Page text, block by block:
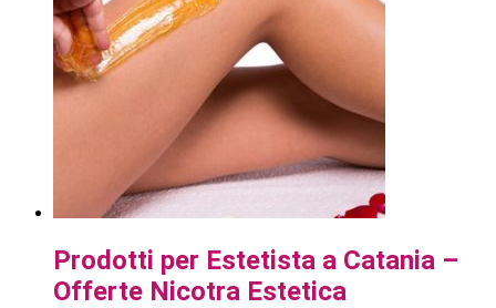
Prodotti per Estetista a Catania –
Offerte Nicotra Estetica